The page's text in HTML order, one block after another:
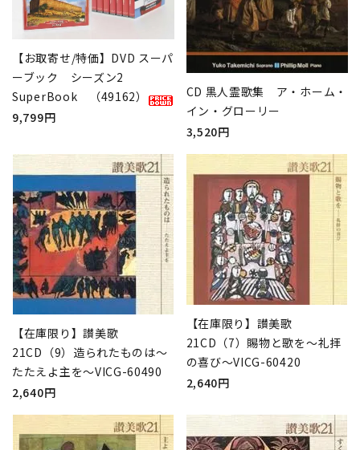
【お取寄せ/特価】DVD スーパ
ーブック シーズン2
SuperBook （49162）
9,799円
CD 黒人霊歌集 ア・ホーム・
イン・グローリー
3,520円
【在庫限り】讃美歌
21CD（9）造られたものは～
たたえよ主を～VICG-60490
2,640円
【在庫限り】讃美歌
21CD（7）賜物と歌を～礼拝
の喜び～VICG-60420
2,640円